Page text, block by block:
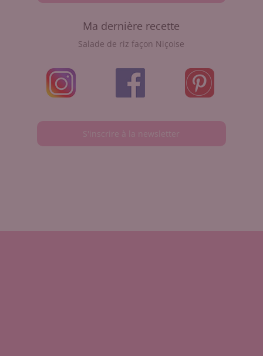
Ma dernière recette
Salade de riz façon Niçoise
S'inscrire à la newsletter